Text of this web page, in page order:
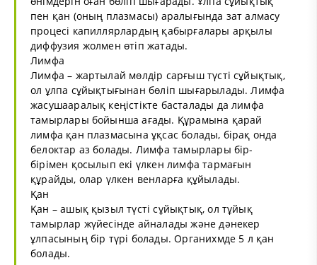
пен қан (оның плазмасы) аралығында зат алмасу
процесі капиллярлардың қабырғалары арқылы
диффузия жолмен өтіп жатады.
Лимфа
Лимфа – жартылай мөлдір сарғыш түсті сұйықтық,
ол ұлпа сұйықтығынан бөліп шығарылады. Лимфа
жасушааралық кеңістікте басталады да лимфа
тамырлары бойынша ағады. Құрамына қарай
лимфа қан плазмасына ұқсас болады, бірақ онда
белоктар аз болады. Лимфа тамырлары бір-
бірімен қосылып екі үлкен лимфа тармағын
құрайды, олар үлкен венларға құйылады.
Қан
Қан – ашық қызыл түсті сұйықтық, ол тұйық
тамырлар жүйесінде айналады және дәнекер
ұлпасының бір түрі болады. Органихмде 5 л қан
болады.